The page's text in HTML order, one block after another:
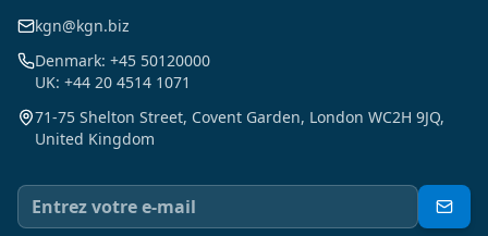
kgn@kgn.biz
Denmark: +45 50120000
UK: +44 20 4514 1071
71-75 Shelton Street, Covent Garden, London WC2H 9JQ,
United Kingdom